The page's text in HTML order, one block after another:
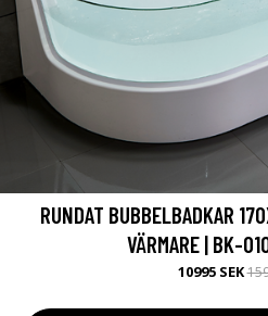
RUNDAT BUBBELBADKAR
VÄRMARE | BK-
10995 SEK